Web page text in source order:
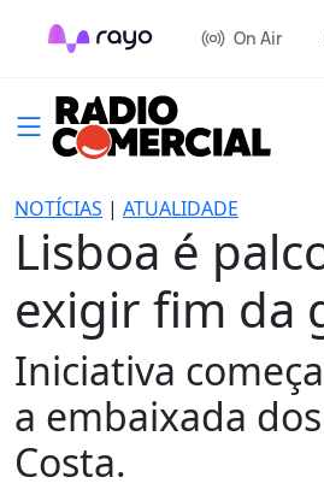
On Air
NOTÍCIAS | ATUALIDADE
Lisboa é
exigir fim da
Iniciativa
a embaixada
Costa.